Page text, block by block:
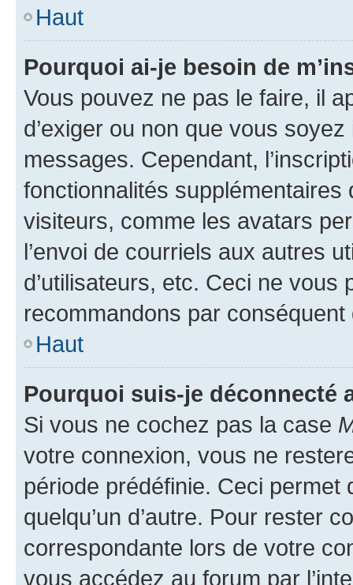
Haut
Pourquoi ai-je besoin de
Vous pouvez ne pas le faire, il
d’exiger ou non que vous
messages. Cependant,
fonctionnalités
visiteurs, comme les avatars
l’envoi de courriels aux autres
d’utilisateurs, etc. Ceci ne vous
recommandons par conséquent
Haut
Pourquoi suis-je déconnecté
Si vous ne cochez pas la case
votre connexion, vous ne
période prédéfinie. Ceci permet
quelqu’un d’autre. Pour rester
correspondante lors de votre
vous accédez au forum par